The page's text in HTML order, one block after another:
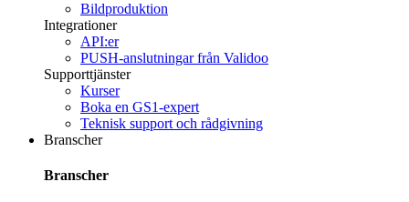
Bildproduktion
Integrationer
API:er
PUSH-anslutningar från Validoo
Supporttjänster
Kurser
Boka en GS1-expert
Teknisk support och rådgivning
Branscher
Branscher